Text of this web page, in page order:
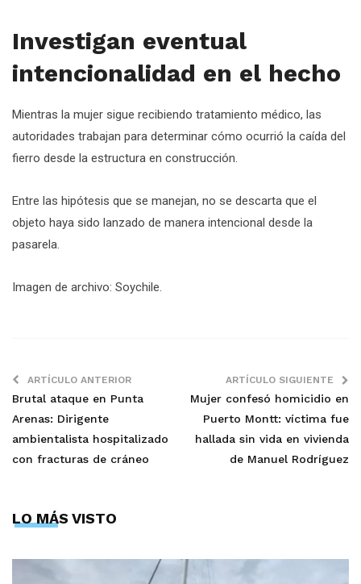
Investigan eventual
intencionalidad en el hecho
Mientras la mujer sigue recibiendo tratamiento médico, las
autoridades trabajan para determinar cómo ocurrió la caída del
fierro desde la estructura en construcción.
Entre las hipótesis que se manejan, no se descarta que el
objeto haya sido lanzado de manera intencional desde la
pasarela.
Imagen de archivo: Soychile.
ARTÍCULO ANTERIOR
Brutal ataque en Punta
Arenas: Dirigente
ambientalista hospitalizado
con fracturas de cráneo
ARTÍCULO SIGUIENTE
Mujer confesó homicidio en
Puerto Montt: víctima fue
hallada sin vida en vivienda
de Manuel Rodríguez
LO MÁS VISTO